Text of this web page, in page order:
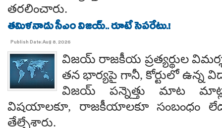
తరలించారు.
తమిళనాడు సీఎం విజయ్.. రూటే సెపరేటు.!
Publish Date:Aug 8, 2026
విజయ్ రాజకీయ ప్రత్యర్థుల
తన భార్యపై గానీ, కోర్టులో ఉన్న
విజయ్ పన్నెత్తు మాట
విషయాలకూ, రాజకీయాలకూ సంబంధం
తేల్చేశారు.